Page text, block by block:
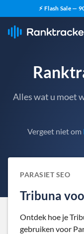
⚡ Flash Sale —
Alles wat u moet
Vergeet niet om
PARASIET SEO
Tribuna
Ontdek hoe je
gebruiken voor